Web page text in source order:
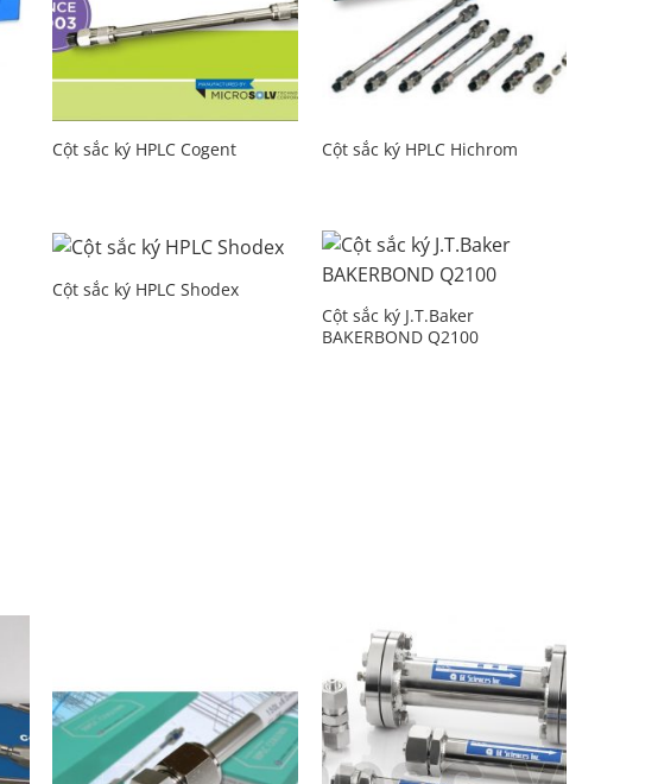
Cột sắc ký HPLC Cogent Cột sắc ký HPLC Hichrom
Add to
Cột sắc ký HPLC Shodex
Cột sắc ký J.T.Baker
BAKERBOND Q2100
Wishlist
Add to
Wishlist